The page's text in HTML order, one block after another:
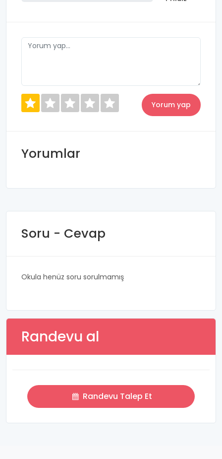
Yorumlar
Soru - Cevap
Okula henüz soru sorulmamış
Randevu al
Randevu Talep Et